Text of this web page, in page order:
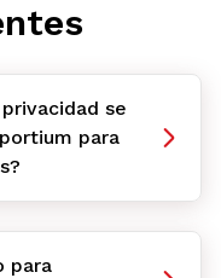
se
para
para